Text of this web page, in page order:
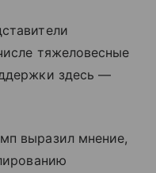
тяжеловесные
здесь —
выразил мнение,